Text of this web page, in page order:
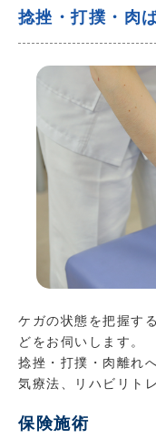
捻挫・打撲・肉
ケガの状態を把握す
どをお伺いします。
捻挫・打撲・肉離れ
気療法、リハビリト
保険施術